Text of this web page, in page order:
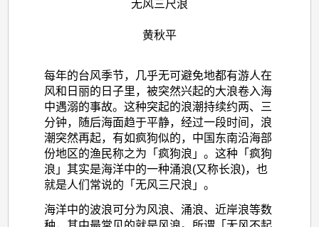
无风三尺浪
黄秋平
每年的台风季节，几乎无可避免地都有游人在
风和日丽的日子里，被突然兴起的大浪卷入海
中遇溺的事故。这种突起的浪潮持续约两、三
分钟，随后海面趋于平静，经过一段时间，浪
潮突然再起，有如疯狗似的，中国东南沿海部
份地区的渔民称之为「疯狗浪」。这种「疯狗
浪」其实是海洋中的一种涌浪(又称长浪)，也
就是人们常说的「无风三尺浪」。
海洋中的波浪可分为风浪、涌浪、近岸浪等数